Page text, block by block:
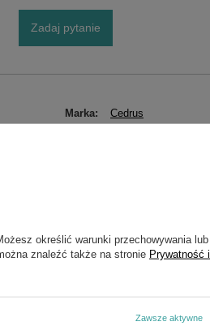
Zadaj pytanie
Marka Cedrus
określić warunki przechowywania lub
znaleźć także na stronie Prywatność i
Zawsze aktywne